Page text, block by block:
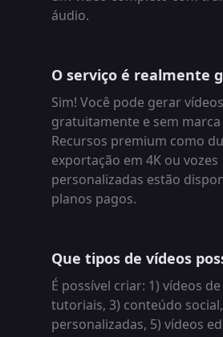
áudio.
O serviço é realmente
Sim! Você pode gerar
gratuitamente e sem marca
Recursos premium como
exportação em 4K ou vozes
personalizadas estão
planos pagos.
Que tipos de vídeos
É possível criar: 1) vídeos
tutoriais, 3) conteúdo
personalizadas, 5) vídeos